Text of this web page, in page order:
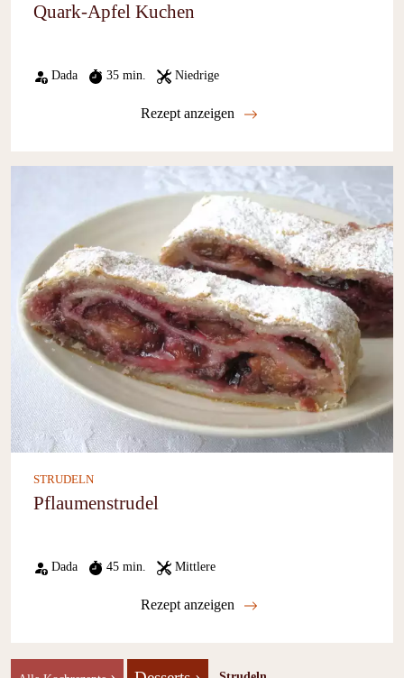
Quark-Apfel Kuchen
Dada 35 min. Niedrige
Rezept anzeigen
STRUDELN
Pflaumenstrudel
Dada 45 min. Mittlere
Rezept anzeigen